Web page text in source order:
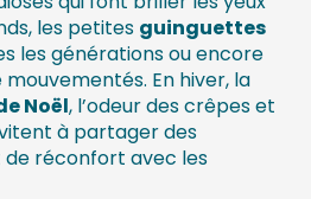
les petites guinguettes
les générations ou encore
En hiver, la
Noël, l’odeur des crêpes et
à partager des
réconfort avec les